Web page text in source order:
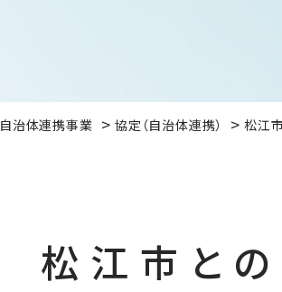
自治体連携事業 協定（自治体連携） 松江
松江市と